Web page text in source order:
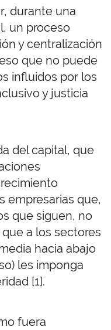
durante una
un proceso
y centralización
que no puede
influidos por los
y justicia
del capital, que
empresarias que,
que siguen, no
a los sectores
hacia abajo
les imponga
[1].
fuera